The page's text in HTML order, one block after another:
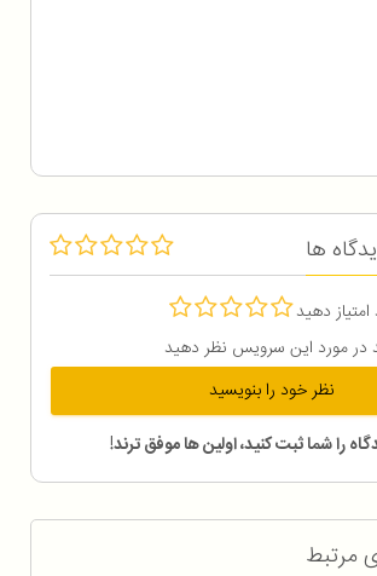
ها
دهید
در مورد این سرویس نظر دهید
نظر خود را بنویسید
را شما ثبت کنید، اولین ها موفق ترند!
مرتبط